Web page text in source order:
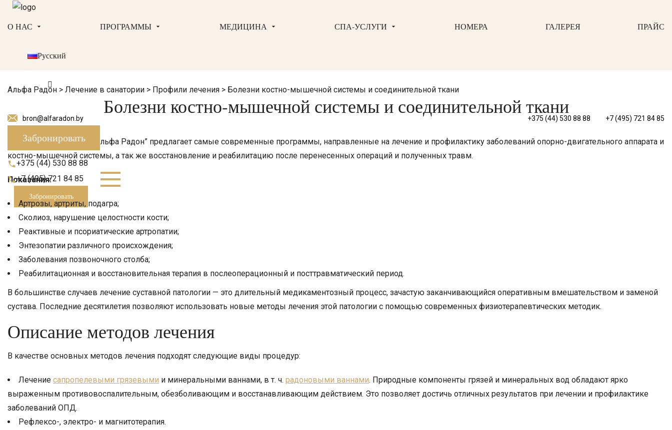
bron@alfaradon.by +375 (44) 530 88 88 +7 (495) 721 84 85
Забронировать
О НАС ПРОГРАММЫ МЕДИЦИНА СПА-УСЛУГИ НОМЕРА ГАЛЕРЕЯ ПРАЙС
Русский
+375 (44) 530 88 88
+7 (495) 721 84 85
Забронировать
Альфа Радон > Лечение в санатории > Профили лечения > Болезни костно-мышечной системы и соединительной ткани
Болезни костно-мышечной системы и соединительной ткани
Медикал&СПА Резорт “Альфа Радон” предлагает самые современные программы, направленные на лечение и профилактику заболеваний опорно-двигательного аппарата и
костно-мышечной системы, а так же восстановление и реабилитацию после перенесенных операций и полученных травм.
Показания:
Артрозы, артриты, подагра;
Сколиоз, нарушение целостности кости;
Реактивные и псориатические артропатии;
Энтезопатии различного происхождения;
Заболевания позвоночного столба;
Реабилитационная и восстановительная терапия в послеоперационный и посттравматический период.
В большинстве случаев лечение суставной патологии — это длительный медикаментозный процесс, зачастую заканчивающийся оперативным вмешательством и заменой
сустава. Последние десятилетия позволяют использовать новые методы лечения этой патологии с помощью современных физиотерапевтических методик.
Описание методов лечения
В качестве основных методов лечения подходят следующие виды процедур:
Лечение сапропелевыми грязевыми и минеральными ваннами, в т. ч. радоновыми ваннами. Природные компоненты грязей и минеральных вод обладают ярко
выраженным противовоспалительным, обезболивающим и восстанавливающим действием. Это позволяет достичь отличных результатов при лечении и профилактике
заболеваний ОПД.
Рефлексо-, электро- и магнитотерапия.